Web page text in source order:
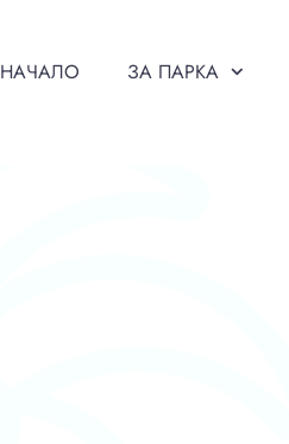
НАЧАЛО ЗА ПАРКА